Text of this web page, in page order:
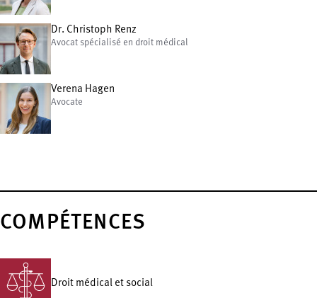
Dr. Christoph Renz
Avocat spécialisé en droit médical
Verena Hagen
Avocate
COMPÉTENCES
Droit médical et social